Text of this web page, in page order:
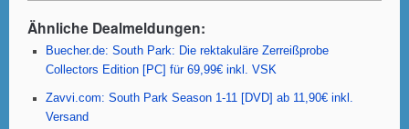
b
o
o
k
A
p
p
Ähnliche Dealmeldungen:
Buecher.de: South Park: Die rektakuläre Zerreißprobe
Collectors Edition [PC] für 69,99€ inkl. VSK
Zavvi.com: South Park Season 1-11 [DVD] ab 11,90€ inkl.
Versand